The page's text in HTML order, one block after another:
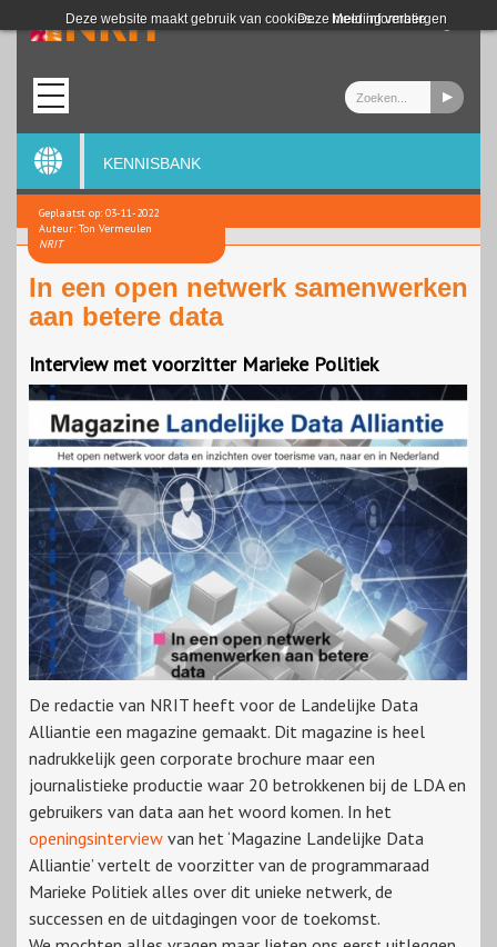
Deze website maakt gebruik van cookies. Meer informatie
Deze melding verbergen
Login
KENNISBANK
Geplaatst op: 03-11-2022
Auteur: Ton Vermeulen
NRIT
In een open netwerk samenwerken
aan betere data
Interview met voorzitter Marieke Politiek
De redactie van NRIT heeft voor de Landelijke Data
Alliantie een magazine gemaakt. Dit magazine is heel
nadrukkelijk geen corporate brochure maar een
journalistieke productie waar 20 betrokkenen bij de LDA en
gebruikers van data aan het woord komen. In het
openingsinterview van het ‘Magazine Landelijke Data
Alliantie’ vertelt de voorzitter van de programmaraad
Marieke Politiek alles over dit unieke netwerk, de
successen en de uitdagingen voor de toekomst.